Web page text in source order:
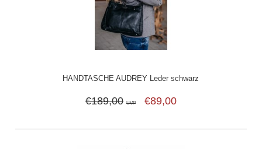
HANDTASCHE AUDREY Leder schwarz
€189,00 UVP €89,00